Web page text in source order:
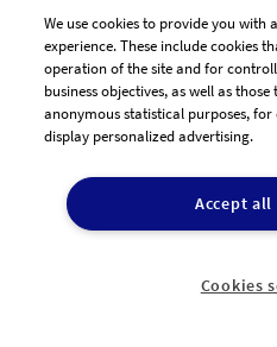
We use cookies to provide you with
experience. These include cookies
operation of the site and for
business objectives, as well as
anonymous statistical purposes,
display personalized advertising.
Accept all
Cookies